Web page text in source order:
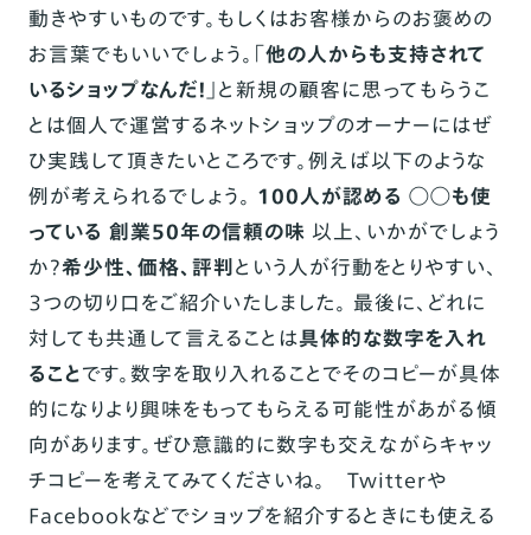
動きやすいものです。もしくはお客様からのお褒めの
お言葉でもいいでしょう。 「他の人からも支持されて
いるショップなんだ！」と新規の顧客に思ってもらうこ
とは個人で運営するネットショップのオーナーにはぜ
ひ実践して頂きたいところです。例えば以下のような
例が考えられるでしょう。 100人が認める ◯◯も使
っている 創業50年の信頼の味 以上、いかがでしょう
か？希少性、価格、評判という人が行動をとりやすい、
３つの切り口をご紹介いたしました。 最後に、どれに
対しても共通して言えることは具体的な数字を入れ
ることです。数字を取り入れることでそのコピーが具体
的になりより興味をもってもらえる可能性があがる傾
向があります。ぜひ意識的に数字も交えながらキャッ
チコピーを考えてみてくださいね。 Twitterや
Facebookなどでショップを紹介するときにも使える